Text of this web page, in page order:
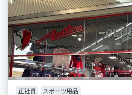
正社員 スポーツ用品